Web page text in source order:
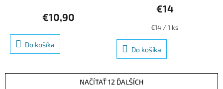
€10,90
Do košíka
hviezdičiek.
€14
Jednotková
€14 / 1 ks
Do košíka
NAČÍTAŤ 12 ĎALŠÍCH